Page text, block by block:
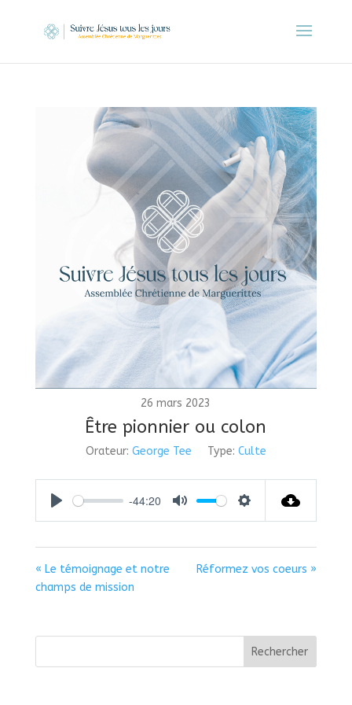
26 mars 2023
Être pionnier ou colon
Orateur: George Tee Type: Culte
-44:20
« Le témoignage et notre
champs de mission
Réformez vos coeurs »
Rechercher